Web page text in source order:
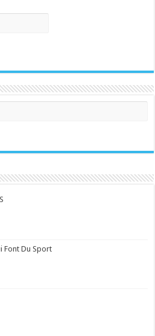
Font Du Sport